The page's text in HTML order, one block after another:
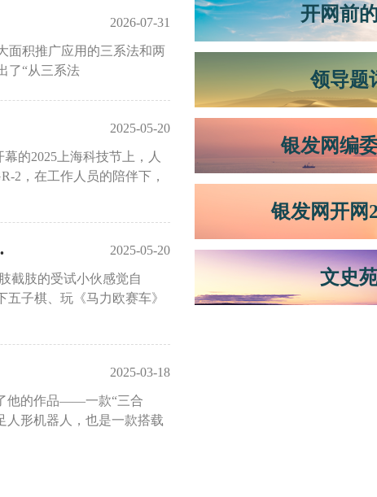
2026-07-31
面积推广应用的三系法和两
了“从三系法
2025-05-20
的2025上海科技节上，人
2，在工作人员的陪伴下，
床试验 2025-05-20
截肢的受试小伙感觉自
子棋、玩《马力欧赛车》
2025-03-18
他的作品——一款“三合
人形机器人，也是一款搭载
开网前
领导题
银发网编
银发网开网
文史